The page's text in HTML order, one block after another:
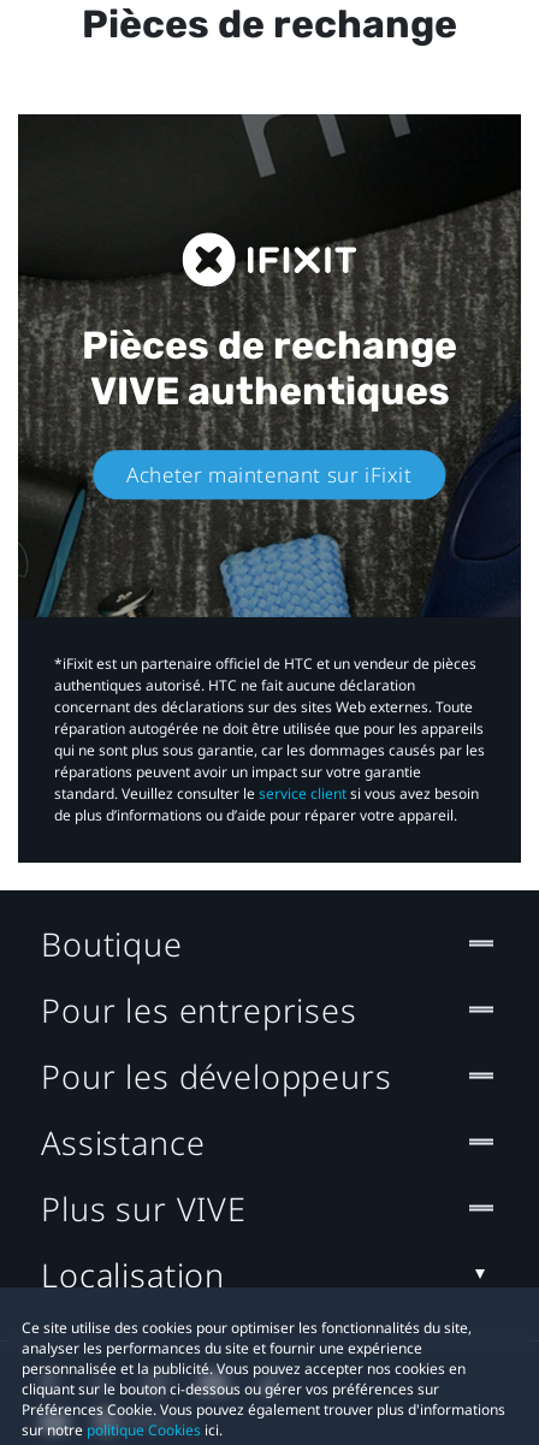
Pièces de rechange
Pièces de rechange
VIVE authentiques​
Acheter maintenant sur iFixit​
*iFixit est un partenaire officiel de HTC et un vendeur de pièces
authentiques autorisé. HTC ne fait aucune déclaration
concernant des déclarations sur des sites Web externes. Toute
réparation autogérée ne doit être utilisée que pour les appareils
qui ne sont plus sous garantie, car les dommages causés par les
réparations peuvent avoir un impact sur votre garantie
standard. Veuillez consulter leservice clientsi vous avez besoin
de plus d’informations ou d’aide pour réparer votre appareil.​
Ce site utilise des cookies pour optimiser les fonctionnalités du site,
analyser les performances du site et fournir une expérience
personnalisée et la publicité. Vous pouvez accepter nos cookies en
cliquant sur le bouton ci-dessous ou gérer vos préférences sur
Préférences Cookie. Vous pouvez également trouver plus d'informations
sur notre politique Cookies ici.
Boutique
Pour les entreprises
Pour les développeurs
Assistance
Plus sur VIVE
Localisation